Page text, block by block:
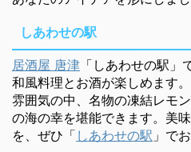
しあわせの駅
居酒屋 唐津 「しあわせの駅」
和風料理とお酒が楽しめます
雰囲気の中、名物の凍結レモ
の海の幸を堪能できます。美
を、ぜひ「 しあわせの駅 」で